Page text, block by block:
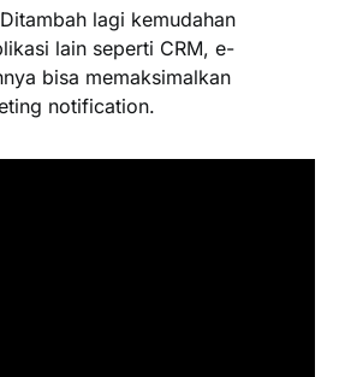
lagi kemudahan
lain seperti CRM, e-
bisa memaksimalkan
notification.